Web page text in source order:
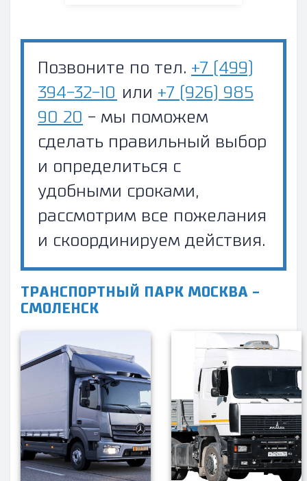
Позвоните по тел. +7 (499)
394-32-10 или +7 (926) 985
90 20 - мы поможем
сделать правильный выбор
и определиться с
удобными сроками,
рассмотрим все пожелания
и скоординируем действия.
ТРАНСПОРТНЫЙ ПАРК МОСКВА -
СМОЛЕНСК